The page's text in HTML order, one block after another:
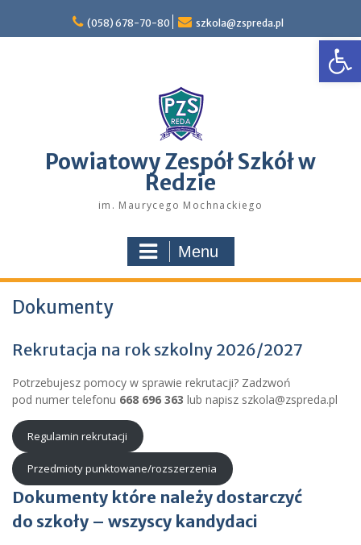
content
(058) 678-70-80 szkola@zspreda.pl
Powiatowy Zespół Szkół w
Redzie
im. Maurycego Mochnackiego
Menu
Dokumenty
Rekrutacja na rok szkolny 2026/2027
Potrzebujesz pomocy w sprawie rekrutacji? Zadzwoń
pod numer telefonu 668 696 363 lub napisz szkola@zspreda.pl
Regulamin rekrutacji
Przedmioty punktowane/rozszerzenia
Dokumenty które należy dostarczyć
do szkoły – wszyscy kandydaci